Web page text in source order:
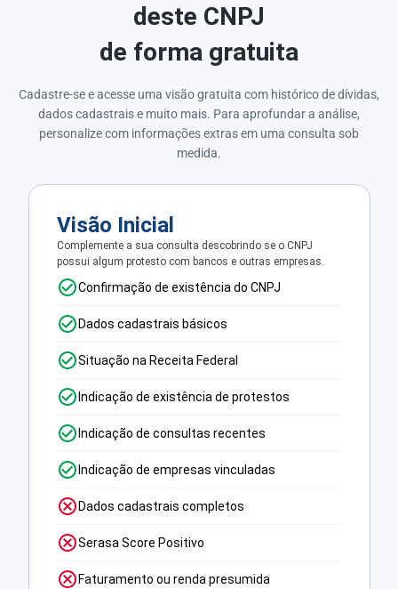
deste CNPJ
de forma gratuita
Cadastre-se e acesse uma visão gratuita com histórico de dívidas,
dados cadastrais e muito mais. Para aprofundar a análise,
personalize com informações extras em uma consulta sob
medida.
Visão Inicial
Complemente a sua consulta descobrindo se o CNPJ
possui algum protesto com bancos e outras empresas.
Confirmação de existência do CNPJ
Dados cadastrais básicos
Situação na Receita Federal
Indicação de existência de protestos
Indicação de consultas recentes
Indicação de empresas vinculadas
Dados cadastrais completos
Serasa Score Positivo
Faturamento ou renda presumida